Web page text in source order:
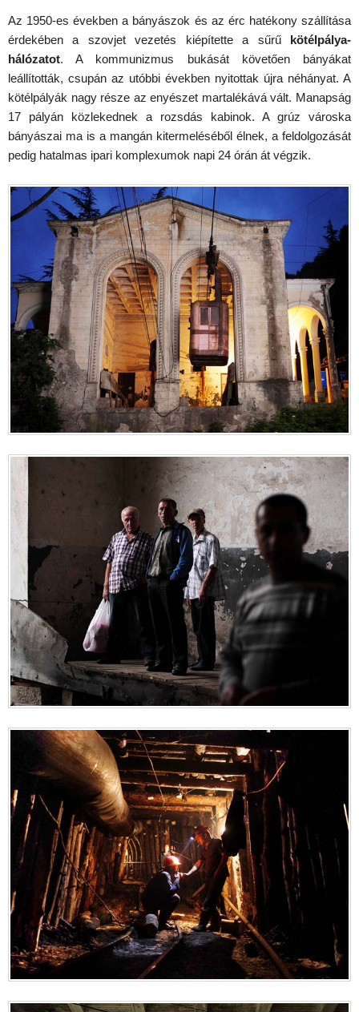
Az 1950-es években a bányászok és az érc hatékony szállítása
érdekében a szovjet vezetés kiépítette a sűrű kötélpálya-
hálózatot. A kommunizmus bukását követően bányákat
leállították, csupán az utóbbi években nyitottak újra néhányat. A
kötélpályák nagy része az enyészet martalékává vált. Manapság
17 pályán közlekednek a rozsdás kabinok. A grúz városka
bányászai ma is a mangán kitermeléséből élnek, a feldolgozását
pedig hatalmas ipari komplexumok napi 24 órán át végzik.